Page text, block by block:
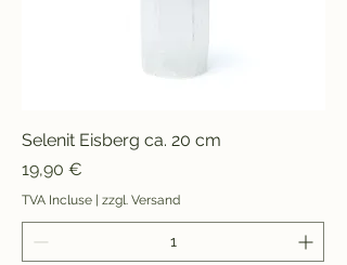
Selenit Eisberg ca. 20 cm
Prix
19,90 €
TVA Incluse | zzgl. Versand